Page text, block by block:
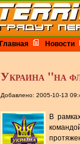
Главная Новости
Украина "на
Добавлено: 2005-10-13
В